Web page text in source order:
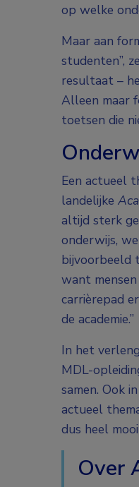
op welke
Maar aan
studenten”,
resultaat –
Alleen maar
toetsen die
Een actueel
landelijke
altijd sterk
onderwijs,
bijvoorbeeld
want
carrièrepad
de academie.”
In het
MDL-
samen. Ook
actueel
dus heel mooi
Over